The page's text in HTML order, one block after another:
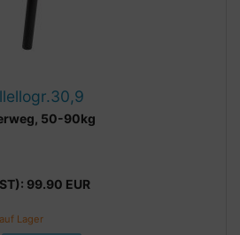
50-90kg
99.90 EUR
Lager